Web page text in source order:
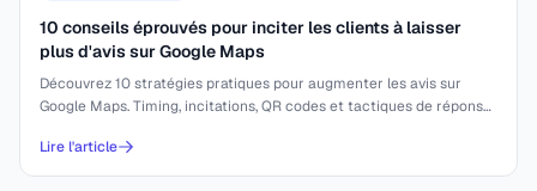
10 conseils éprouvés pour inciter les clients à laisser
plus d'avis sur Google Maps
Découvrez 10 stratégies pratiques pour augmenter les avis sur
Google Maps. Timing, incitations, QR codes et tactiques de réponse
Lire l'article